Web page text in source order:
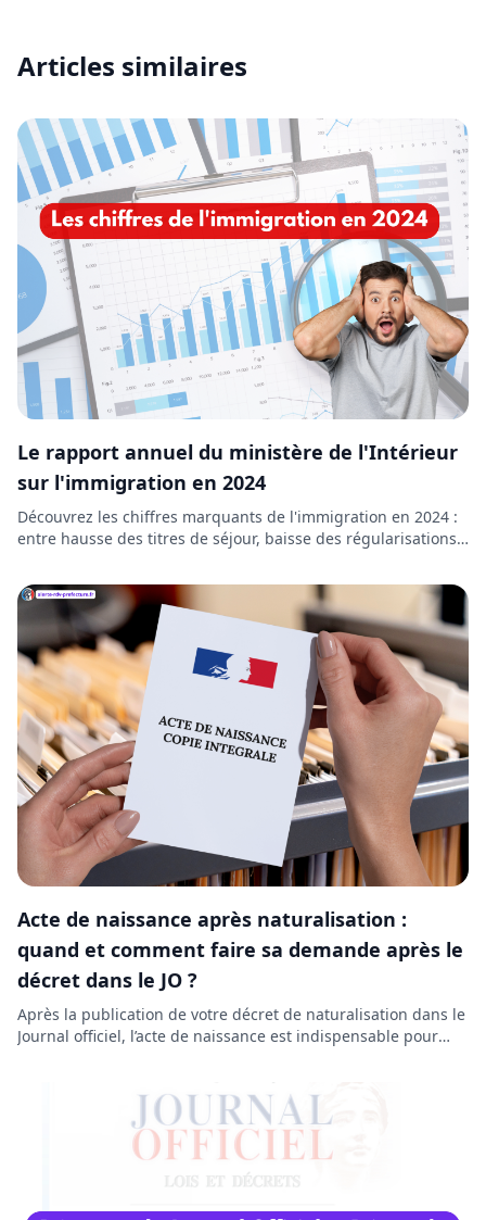
Articles similaires
Le rapport annuel du ministère de l'Intérieur
sur l'immigration en 2024
Découvrez les chiffres marquants de l'immigration en 2024 :
entre hausse des titres de séjour, baisse des régularisations
soulève de vifs débats.
Acte de naissance après naturalisation :
quand et comment faire sa demande après le
décret dans le JO ?
Après la publication de votre décret de naturalisation dans le
Journal officiel, l’acte de naissance est indispensable pour
faire votre demande, les délais à prévoir et les solutions en